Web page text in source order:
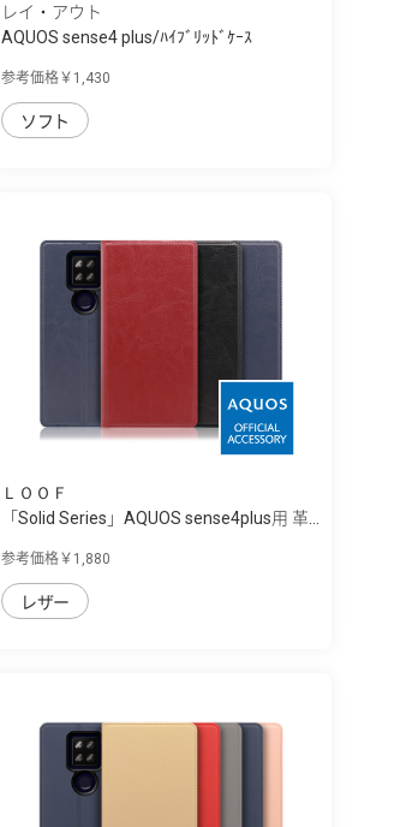
レイ・アウト
AQUOS sense4 plus/ﾊｲﾌﾞﾘｯﾄﾞｹｰｽ
参考価格￥1,430
ソフト
ＬＯＯＦ
「Solid Series」AQUOS sense4plus用 革...
参考価格￥1,880
レザー